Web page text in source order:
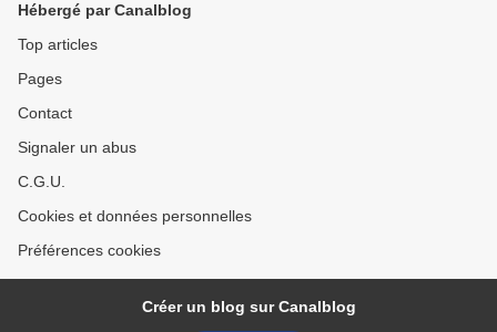
Hébergé par Canalblog
Top articles
Pages
Contact
Signaler un abus
C.G.U.
Cookies et données personnelles
Préférences cookies
Créer un blog sur Canalblog